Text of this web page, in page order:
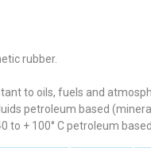
rubber.
to oils, fuels and
petroleum based
+ 100° C petroleum